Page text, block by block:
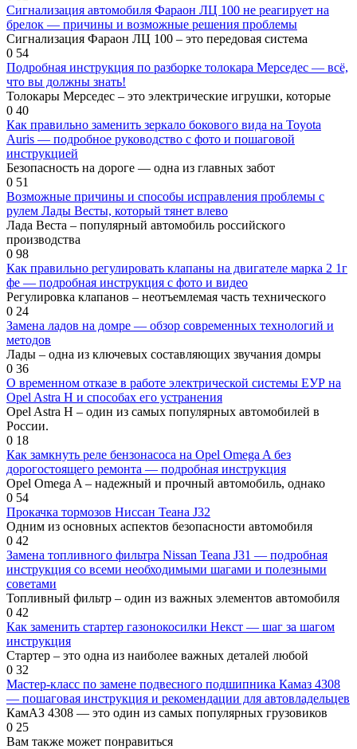
Сигнализация автомобиля Фараон ЛЦ 100 не реагирует на
брелок — причины и возможные решения проблемы
Сигнализация Фараон ЛЦ 100 – это передовая система
0 54
Подробная инструкция по разборке толокара Мерседес — всё,
что вы должны знать!
Толокары Мерседес – это электрические игрушки, которые
0 40
Как правильно заменить зеркало бокового вида на Toyota
Auris — подробное руководство с фото и пошаговой
инструкцией
Безопасность на дороге — одна из главных забот
0 51
Возможные причины и способы исправления проблемы с
рулем Лады Весты, который тянет влево
Лада Веста – популярный автомобиль российского
производства
0 98
Как правильно регулировать клапаны на двигателе марка 2 1г
фе — подробная инструкция с фото и видео
Регулировка клапанов – неотъемлемая часть технического
0 24
Замена ладов на домре — обзор современных технологий и
методов
Лады – одна из ключевых составляющих звучания домры
0 36
О временном отказе в работе электрической системы ЕУР на
Opel Astra H и способах его устранения
Opel Astra H – один из самых популярных автомобилей в
России.
0 18
Как замкнуть реле бензонасоса на Opel Omega A без
дорогостоящего ремонта — подробная инструкция
Opel Omega A – надежный и прочный автомобиль, однако
0 54
Прокачка тормозов Ниссан Теана J32
Одним из основных аспектов безопасности автомобиля
0 42
Замена топливного фильтра Nissan Teana J31 — подробная
инструкция со всеми необходимыми шагами и полезными
советами
Топливный фильтр – один из важных элементов автомобиля
0 42
Как заменить стартер газонокосилки Некст — шаг за шагом
инструкция
Стартер – это одна из наиболее важных деталей любой
0 32
Мастер-класс по замене подвесного подшипника Камаз 4308
— пошаговая инструкция и рекомендации для автовладельцев
КамАЗ 4308 — это один из самых популярных грузовиков
0 25
Вам также может понравиться